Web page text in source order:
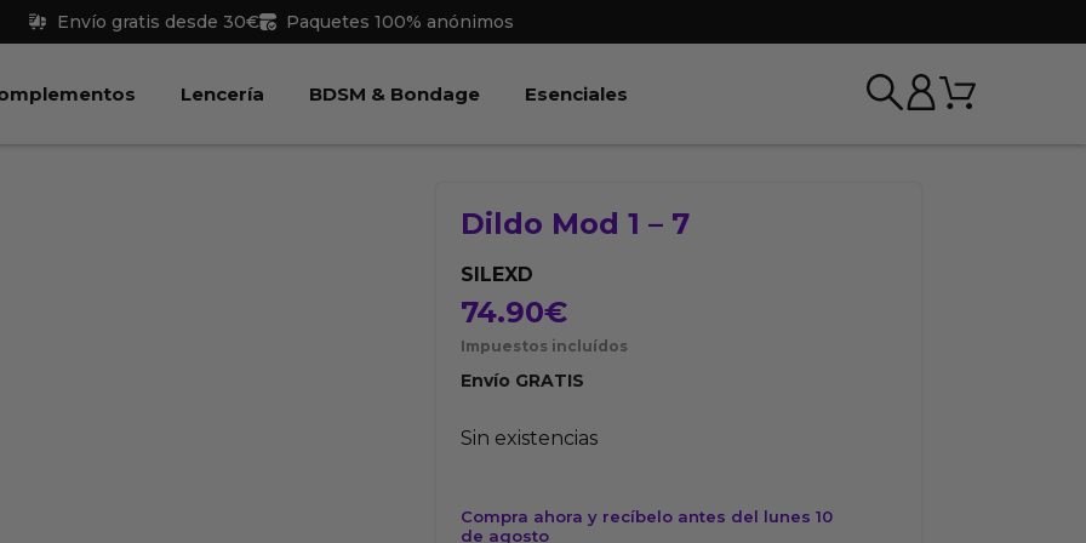
Envío gratis desde 30€ Paquetes 100% anónimos
Juguetes Abrir Complementos
Lencería Abrir Lencería
BDSM & Bondage Abrir BDSM & Bondage
Esenciales Carrito
Dildo Mod 1 – 7
SILEXD
74.90€
Impuestos incluídos
Envío GRATIS
Sin existencias
Compra ahora y recíbelo antes del lunes 10
de agosto